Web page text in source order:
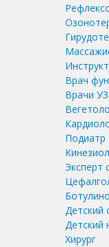
Врач
Врачи
Подиатр
Эксперт
Детский
Детский
Хирург